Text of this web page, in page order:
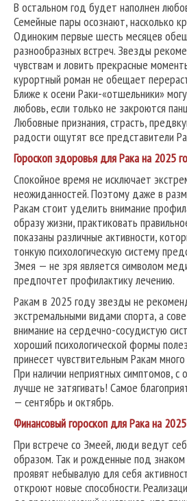
В остальном год будет наполнен
Семейные пары осознают, насколько
Одиноким первые шесть месяцев
разнообразных встреч. Звезды
чувствам и ловить прекрасные
курортный роман не обещает
Ближе к осени Раки-«отшельники»
любовь, если только не закроются
Любовные признания, страсть,
радости ощутят все представители
Гороскоп здоровья для Рака на 2025
Спокойное время не исключает
неожиданностей. Поэтому даже в
Ракам стоит уделить внимание
образу жизни, практиковать
показаны различные активности,
тонкую психологическую систему
Змея — не зря является символом
предпочтет профилактику лечению.
Ракам в 2025 году звезды не
экстремальными видами спорта, а
внимание на сердечно-сосудистую
хороший психологической формы
принесет чувствительным Ракам
При наличии неприятных симптомов, с
лучше не затягивать! Самое
— сентябрь и октябрь.
Финансовый гороскоп для Рака на
При встрече со Змеей, люди ведут
образом. Так и рожденные под
проявят небывалую для себя
откроют новые способности.